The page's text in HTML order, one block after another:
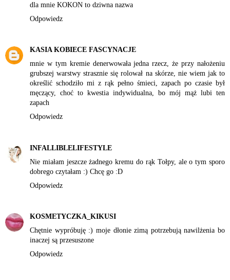
dla mnie KOKON to dziwna nazwa
Odpowiedz
KASIA KOBIECE FASCYNACJE
mnie w tym kremie denerwowała jedna rzecz, że przy nałożeniu
grubszej warstwy strasznie się rolował na skórze, nie wiem jak to
określić schodziło mi z rąk pełno śmieci, zapach po czasie był
męczący, choć to kwestia indywidualna, bo mój mąż lubi ten
zapach
Odpowiedz
INFALLIBLELIFESTYLE
Nie miałam jeszcze żadnego kremu do rąk Tołpy, ale o tym sporo
dobrego czytałam :) Chcę go :D
Odpowiedz
KOSMETYCZKA_KIKUSI
Chętnie wypróbuję :) moje dłonie zimą potrzebują nawilżenia bo
inaczej są przesuszone
Odpowiedz